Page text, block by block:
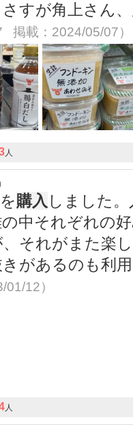
すが角上さん
掲載：2024/05/07）
人
購入 しました
中それぞれの
それがまた楽
があるのも利
12）
人